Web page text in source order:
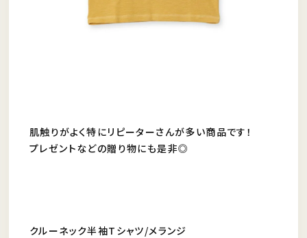
肌触りがよく特にリピーターさんが多い商品です！
プレゼントなどの贈り物にも是非◎
クルーネック半袖Tシャツ/メランジ